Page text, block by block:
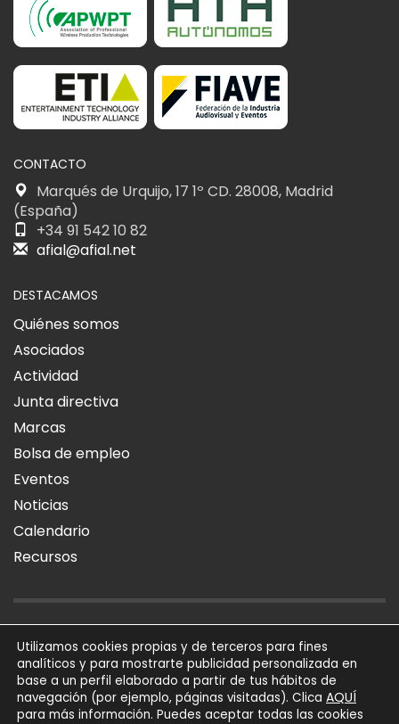
CONTACTO
Marqués de Urquijo, 17 1º CD. 28008, Madrid
(España)
+34 91 542 10 82
afial@afial.net
DESTACAMOS
Quiénes somos
Asociados
Actividad
Junta directiva
Marcas
Bolsa de empleo
Eventos
Noticias
Calendario
Recursos
AVISO LEGAL POLÍTICA DE PRIVACIDAD POLÍTICA DE COOKIES
SÍGUENOS
AFIAL Asociación © 2026
Utilizamos cookies propias y de terceros para fines
analíticos y para mostrarte publicidad personalizada en
base a un perfil elaborado a partir de tus hábitos de
navegación (por ejemplo, páginas visitadas). Clica AQUÍ
para más información. Puedes aceptar todas las cookies